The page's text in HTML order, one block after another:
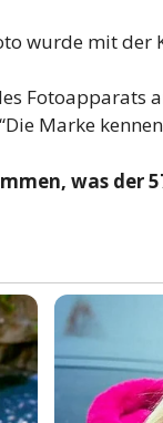
wurde mit
Marke
was